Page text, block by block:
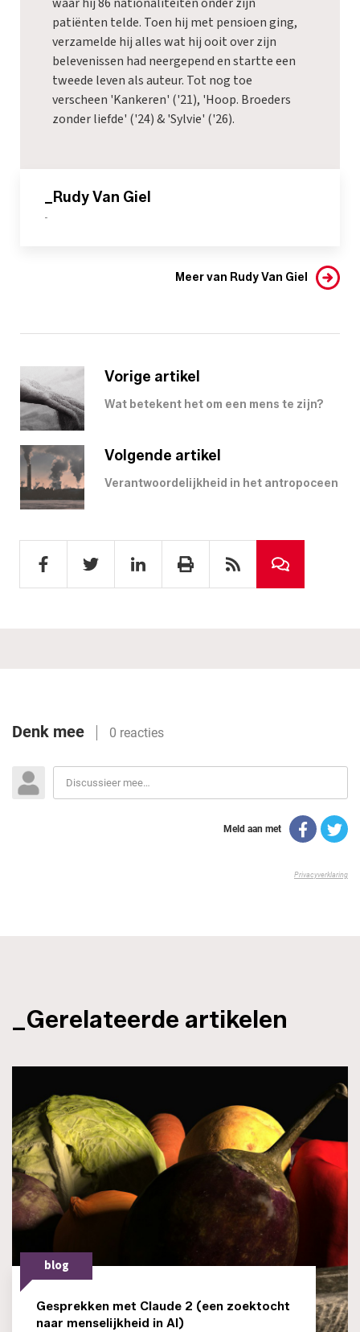
patiënten telde. Toen hij met pensioen ging,
verzamelde hij alles wat hij ooit over zijn
belevenissen had neergepend en startte een
tweede leven als auteur. Tot nog toe
verscheen 'Kankeren' ('21), 'Hoop. Broeders
zonder liefde' ('24) & 'Sylvie' ('26).
_Rudy Van Giel
-
Meer van Rudy Van Giel
Vorige artikel
Wat betekent het om een mens te zijn?
Volgende artikel
Verantwoordelijkheid in het antropoceen
_Gerelateerde artikelen
blog
Gesprekken met Claude 2 (een zoektocht
naar menselijkheid in AI)